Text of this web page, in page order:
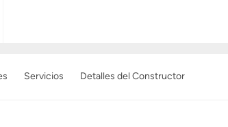
Servicios Detalles del Constructor